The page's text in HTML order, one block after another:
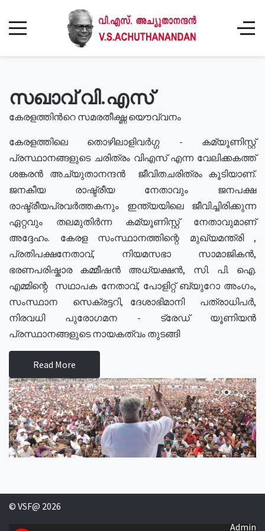
സഖാവ് വി.എസ്
കേരളത്തിൻറെ സമരതീക്ഷ്ണ യൌവ്വനം
കേരളത്തിലെ തൊഴിലാളിവർഗ്ഗ - കമ്യൂണിസ്റ്റ്
പ്രസ്ഥാനങ്ങളുടെ ചരിത്രം വിഎസ് എന്ന വേലിക്കകത്ത്
ശങ്കരൻ അച്യുതാനന്ദൻ ജീവിതചരിത്രം കൂടിയാണ്.
ജനകീയ രാഷ്ട്രീയ നേതാവും ജനപക്ഷ
രാഷ്ട്രീയപ്രവർത്തകനും ഇന്ത്യയിലെ ജീവിച്ചിരിക്കുന്ന
ഏറ്റവും തലമുതിർന്ന കമ്യൂണിസ്റ്റ് നേതാവുമാണ്
അദ്ദേഹം. കേരള സംസ്ഥാനത്തിന്റെ മുഖ്യമന്ത്രി ,
പ്രതിപക്ഷനേതാവ്, നിയമസഭാ സാമാജികൻ,
ഭരണപരിഷ്കാര കമ്മീഷൻ അധ്യക്ഷൻ, സി. പി. ഐ.
എമ്മിന്റെ സഥാപക നേതാവ്, പോളിറ്റ് ബ്യുറോ അംഗം,
സംസ്ഥാന സെക്രട്ടറി, ദേശാഭിമാനി പത്രാധിപർ,
നിരവധി പുരോഗമന - ട്രേഡ് യൂണിയൻ
പ്രസ്ഥാനങ്ങളുടെ നായകത്വം തുടങ്ങി
Read More
© VSF@ 2026
Admin